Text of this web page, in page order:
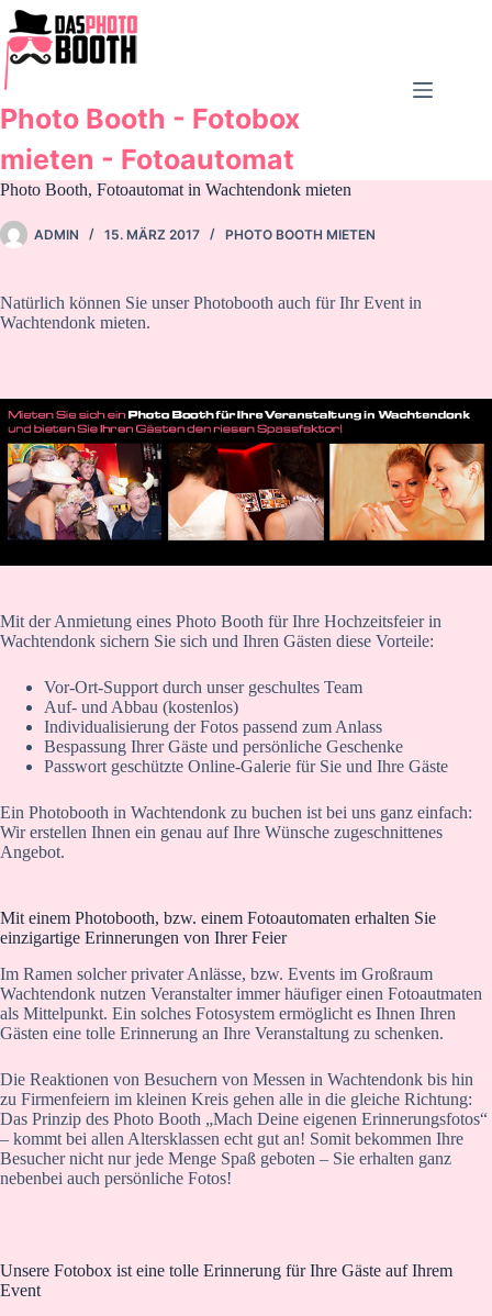
Zum
Inhalt
springen
Photo Booth - Fotobox
mieten - Fotoautomat
Photo Booth, Fotoautomat in Wachtendonk mieten
ADMIN 15. MÄRZ 2017 PHOTO BOOTH MIETEN
Natürlich können Sie unser Photobooth auch für Ihr Event in
Wachtendonk mieten.
Mit der Anmietung eines Photo Booth für Ihre Hochzeitsfeier in
Wachtendonk sichern Sie sich und Ihren Gästen diese Vorteile:
Vor-Ort-Support durch unser geschultes Team
Auf- und Abbau (kostenlos)
Individualisierung der Fotos passend zum Anlass
Bespassung Ihrer Gäste und persönliche Geschenke
Passwort geschützte Online-Galerie für Sie und Ihre Gäste
Ein Photobooth in Wachtendonk zu buchen ist bei uns ganz einfach:
Wir erstellen Ihnen ein genau auf Ihre Wünsche zugeschnittenes
Angebot.
Mit einem Photobooth, bzw. einem Fotoautomaten erhalten Sie
einzigartige Erinnerungen von Ihrer Feier
Im Ramen solcher privater Anlässe, bzw. Events im Großraum
Wachtendonk nutzen Veranstalter immer häufiger einen Fotoautmaten
als Mittelpunkt. Ein solches Fotosystem ermöglicht es Ihnen Ihren
Gästen eine tolle Erinnerung an Ihre Veranstaltung zu schenken.
Die Reaktionen von Besuchern von Messen in Wachtendonk bis hin
zu Firmenfeiern im kleinen Kreis gehen alle in die gleiche Richtung:
Das Prinzip des Photo Booth „Mach Deine eigenen Erinnerungsfotos“
– kommt bei allen Altersklassen echt gut an! Somit bekommen Ihre
Besucher nicht nur jede Menge Spaß geboten – Sie erhalten ganz
nebenbei auch persönliche Fotos!
Unsere Fotobox ist eine tolle Erinnerung für Ihre Gäste auf Ihrem
Event